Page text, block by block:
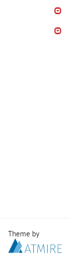
Theme by